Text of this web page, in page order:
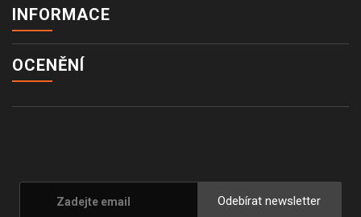
INFORMACE
OCENĚNÍ
Odebírat newsletter